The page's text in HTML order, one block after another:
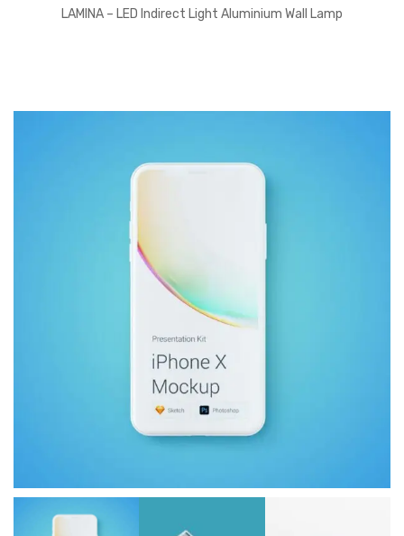
LAMINA – LED Indirect Light Aluminium Wall Lamp